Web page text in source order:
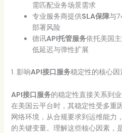
需匹配业务场景需求
专业服务商提供SLA保障与
部署风险
德讯API托管服务依托美国
低延迟与弹性扩展
1. 影响API接口服务稳定性的核心因
API接口服务的稳定性直接关系到
在美国云平台时，其稳定性受多重
网络环境，从合规要求到运维能力
的关键变量。理解这些核心因素，